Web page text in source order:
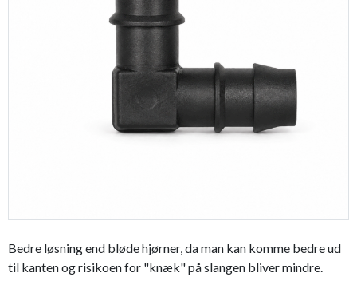
Bedre løsning end bløde hjørner, da man kan komme bedre ud
til kanten og risikoen for "knæk" på slangen bliver mindre.